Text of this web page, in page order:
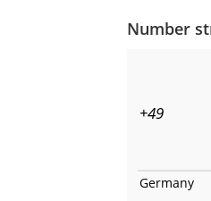
Number
+49
Germany